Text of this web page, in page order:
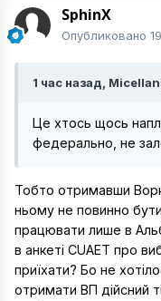
SphinX
Опубликовано
1 час назад,
Це хтось щось
федерально, не
Тобто отримавши
ньому не повинно
працювати лише в
в анкеті CUAET про
приїхати? Бо не
отримати ВП дійсний